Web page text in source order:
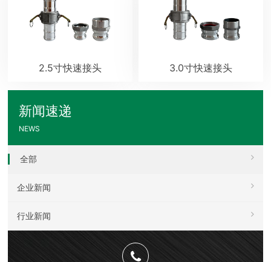
2.5寸快速接头 3.0寸快速接头
新闻速递
NEWS
全部
企业新闻
行业新闻